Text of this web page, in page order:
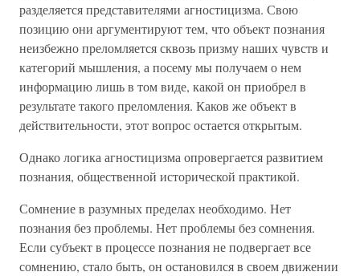
разделяется представителями агностицизма. Свою
позицию они аргументируют тем, что объект познания
неизбежно преломляется сквозь призму наших чувств и
категорий мышления, а посему мы получаем о нем
информацию лишь в том виде, какой он приобрел в
результате такого преломления. Каков же объект в
действительности, этот вопрос остается открытым.
Однако логика агностицизма опровергается развитием
познания, общественной исторической практикой.
Сомнение в разумных пределах необходимо. Нет
познания без проблемы. Нет проблемы без сомнения.
Если субъект в процессе познания не подвергает все
сомнению, стало быть, он остановился в своем движении